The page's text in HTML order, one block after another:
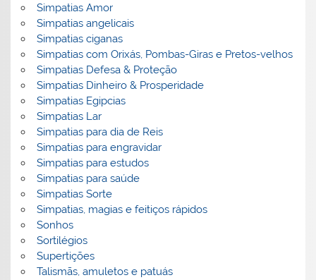
Simpatias Amor
Simpatias angelicais
Simpatias ciganas
Simpatias com Orixás, Pombas-Giras e Pretos-velhos
Simpatias Defesa & Proteção
Simpatias Dinheiro & Prosperidade
Simpatias Egipcias
Simpatias Lar
Simpatias para dia de Reis
Simpatias para engravidar
Simpatias para estudos
Simpatias para saúde
Simpatias Sorte
Simpatias, magias e feitiços rápidos
Sonhos
Sortilégios
Supertições
Talismãs, amuletos e patuás